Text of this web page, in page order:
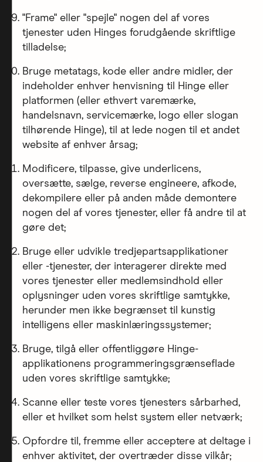
"Frame" eller "spejle" nogen del af vores
tjenester uden Hinges forudgående skriftlige
tilladelse;
Bruge metatags, kode eller andre midler, der
indeholder enhver henvisning til Hinge eller
platformen (eller ethvert varemærke,
handelsnavn, servicemærke, logo eller slogan
tilhørende Hinge), til at lede nogen til et andet
website af enhver årsag;
Modificere, tilpasse, give underlicens,
oversætte, sælge, reverse engineere, afkode,
dekompilere eller på anden måde demontere
nogen del af vores tjenester, eller få andre til at
gøre det;
Bruge eller udvikle tredjepartsapplikationer
eller -tjenester, der interagerer direkte med
vores tjenester eller medlemsindhold eller
oplysninger uden vores skriftlige samtykke,
herunder men ikke begrænset til kunstig
intelligens eller maskinlæringssystemer;
Bruge, tilgå eller offentliggøre Hinge-
applikationens programmeringsgrænseflade
uden vores skriftlige samtykke;
Scanne eller teste vores tjenesters sårbarhed,
eller et hvilket som helst system eller netværk;
Opfordre til, fremme eller acceptere at deltage i
enhver aktivitet, der overtræder disse vilkår;